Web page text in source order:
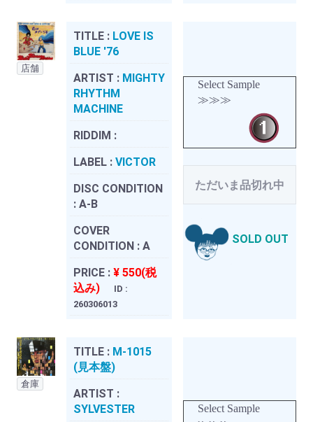
店舗
TITLE : LOVE IS
BLUE '76
ARTIST : MIGHTY
RHYTHM
MACHINE
RIDDIM :
LABEL : VICTOR
DISC CONDITION
: A-B
COVER
CONDITION : A
PRICE : ¥ 550(税
込み)
ID :
260306013
Select Sample
≫≫≫
ただいま品切れ中
SOLD OUT
倉庫
TITLE : M-1015
(見本盤)
ARTIST :
SYLVESTER
Select Sample